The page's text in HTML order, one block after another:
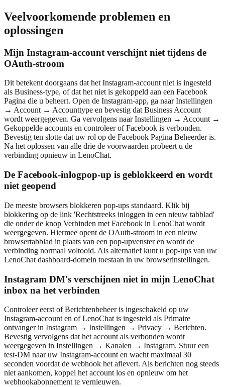
Veelvoorkomende problemen en
oplossingen
Mijn Instagram-account verschijnt niet tijdens de
OAuth-stroom
Dit betekent doorgaans dat het Instagram-account niet is ingesteld
als Business-type, of dat het niet is gekoppeld aan een Facebook
Pagina die u beheert. Open de Instagram-app, ga naar Instellingen
→ Account → Accounttype en bevestig dat Business Account
wordt weergegeven. Ga vervolgens naar Instellingen → Account →
Gekoppelde accounts en controleer of Facebook is verbonden.
Bevestig ten slotte dat uw rol op de Facebook Pagina Beheerder is.
Na het oplossen van alle drie de voorwaarden probeert u de
verbinding opnieuw in LenoChat.
De Facebook-inlogpop-up is geblokkeerd en wordt
niet geopend
De meeste browsers blokkeren pop-ups standaard. Klik bij
blokkering op de link 'Rechtstreeks inloggen in een nieuw tabblad'
die onder de knop Verbinden met Facebook in LenoChat wordt
weergegeven. Hiermee opent de OAuth-stroom in een nieuw
browsertabblad in plaats van een pop-upvenster en wordt de
verbinding normaal voltooid. Als alternatief kunt u pop-ups van uw
LenoChat dashboard-domein toestaan in uw browserinstellingen.
Instagram DM's verschijnen niet in mijn LenoChat
inbox na het verbinden
Controleer eerst of Berichtenbeheer is ingeschakeld op uw
Instagram-account en of LenoChat is ingesteld als Primaire
ontvanger in Instagram → Instellingen → Privacy → Berichten.
Bevestig vervolgens dat het account als verbonden wordt
weergegeven in Instellingen → Kanalen → Instagram. Stuur een
test-DM naar uw Instagram-account en wacht maximaal 30
seconden voordat de webhook het aflevert. Als berichten nog steeds
niet aankomen, koppel het account los en opnieuw om het
webhookabonnement te vernieuwen.